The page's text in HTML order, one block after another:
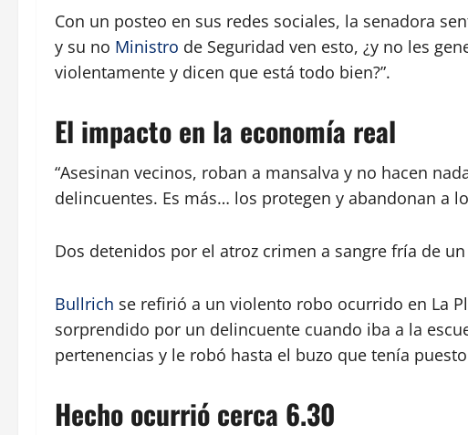
Con un posteo en sus redes sociales, la senadora
y su no Ministro de Seguridad ven esto, ¿y no les
violentamente y dicen que está todo bien?”.
El impacto en la economía real
“Asesinan vecinos, roban a mansalva y no hacen
delincuentes. Es más… los protegen y abandonan a
Dos detenidos por el atroz crimen a sangre fría de un
Bullrich se refirió a un violento robo ocurrido en La
sorprendido por un delincuente cuando iba a la
pertenencias y le robó hasta el buzo que tenía
Hecho ocurrió cerca 6.30